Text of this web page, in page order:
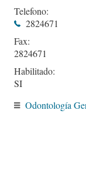
Telefono:
2824671
Fax:
2824671
Habilitado:
SI
Odontología